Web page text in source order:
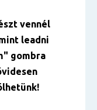
vennél
leadni
gombra